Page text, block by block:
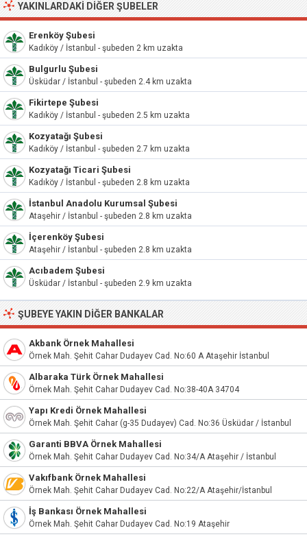
YAKINLARDAKI DIĞER ŞUBELER
Erenköy Şubesi
Kadıköy / İstanbul - şubeden 2 km uzakta
Bulgurlu Şubesi
Üsküdar / İstanbul - şubeden 2.4 km uzakta
Fikirtepe Şubesi
Kadıköy / İstanbul - şubeden 2.5 km uzakta
Kozyatağı Şubesi
Kadıköy / İstanbul - şubeden 2.7 km uzakta
Kozyatağı Ticari Şubesi
Kadıköy / İstanbul - şubeden 2.8 km uzakta
İstanbul Anadolu Kurumsal Şubesi
Ataşehir / İstanbul - şubeden 2.8 km uzakta
İçerenköy Şubesi
Ataşehir / İstanbul - şubeden 2.8 km uzakta
Acıbadem Şubesi
Üsküdar / İstanbul - şubeden 2.9 km uzakta
ŞUBEYE YAKIN DIĞER BANKALAR
Akbank Örnek Mahallesi
Örnek Mah. Şehit Cahar Dudayev Cad. No:60 A Ataşehir İstanbul
Albaraka Türk Örnek Mahallesi
Örnek Mah. Şehit Cahar Dudayev Cad. No:38-40A 34704
Yapı Kredi Örnek Mahallesi
Örnek Mah. Şehit Cahar (g-35 Dudayev) Cad. No:36 Üsküdar / İstanbul
Garanti BBVA Örnek Mahallesi
Örnek Mah. Şehit Cahar Dudayev Cad. No:34/A Ataşehir / İstanbul
Vakıfbank Örnek Mahallesi
Örnek Mah. Şehit Cahar Dudayev Cad. No:22/A Ataşehir/İstanbul
İş Bankası Örnek Mahallesi
Örnek Mah. Şehit Cahar Dudayev Cad. No:19 Ataşehir